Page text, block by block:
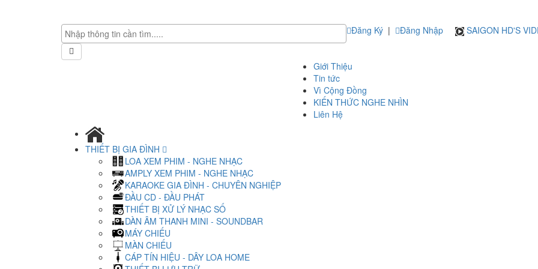
Đăng Ký | Đăng Nhập SAIGON HD'S
Giới Thiệu
Tin tức
Vì Cộng Đồng
KIẾN THỨC NGHE NHÌN
Liên Hệ
THIẾT BỊ GIA ĐÌNH
LOA XEM PHIM - NGHE NHẠC
AMPLY XEM PHIM - NGHE NHẠC
KARAOKE GIA ĐÌNH - CHUYÊN NGHIỆP
ĐẦU CD - ĐẦU PHÁT
THIẾT BỊ XỬ LÝ NHẠC SỐ
DÀN ÂM THANH MINI - SOUNDBAR
MÁY CHIẾU
MÀN CHIẾU
CÁP TÍN HIỆU - DÂY LOA HOME